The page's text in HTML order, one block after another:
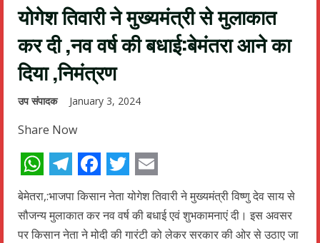
योगेश तिवारी ने मुख्यमंत्री से मुलाकात
कर दी ,नव वर्ष की बधाई:बेमंतरा आने का
दिया ,निमंत्रण
उप संपादक January 3, 2024
Share Now
WhatsApp
Telegram
Facebook
Twitter
Email
बेमेतरा,:भाजपा किसान नेता योगेश तिवारी ने मुख्यमंत्री विष्णु देव साय से
सौजन्य मुलाकात कर नव वर्ष की बधाई एवं शुभकामनाएं दी। इस अवसर
पर किसान नेता ने मोदी की गारंटी को लेकर सरकार की ओर से उठाए जा